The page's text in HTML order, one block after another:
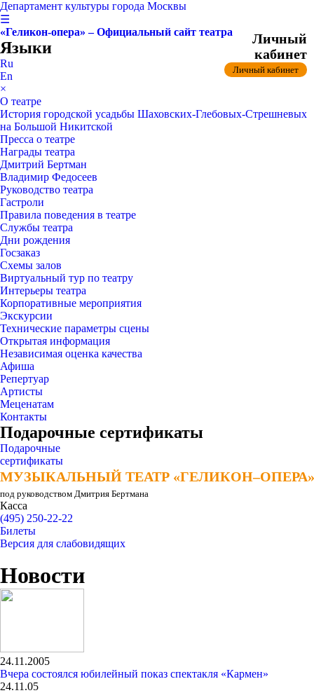
Департамент культуры города Москвы
☰
«Геликон-опера» – Официальный сайт театра
Языки
Ru
En
×
О театре
История городской усадьбы Шаховских-Глебовых-Стрешневых
на Большой Никитской
Пресса о театре
Награды театра
Дмитрий Бертман
Владимир Федосеев
Руководство театра
Гастроли
Правила поведения в театре
Службы театра
Дни рождения
Госзаказ
Схемы залов
Виртуальный тур по театру
Интерьеры театра
Корпоративные мероприятия
Экскурсии
Технические параметры сцены
Открытая информация
Независимая оценка качества
Афиша
Репертуар
Артисты
Меценатам
Контакты
Подарочные сертификаты
Подарочные
сертификаты
МУЗЫКАЛЬНЫЙ ТЕАТР «ГЕЛИКОН–ОПЕРА»
МУЗЫКАЛЬНЫЙ ТЕАТР «ГЕЛИКОН–ОПЕРА»
под руководством Дмитрия Бертмана
Касса
(495) 250-22-22
Личный
кабинет
Личный кабинет
Билеты
Версия для слабовидящих
Новости
24.11.2005
Вчера состоялся юбилейный показ спектакля «Кармен»
24.11.05